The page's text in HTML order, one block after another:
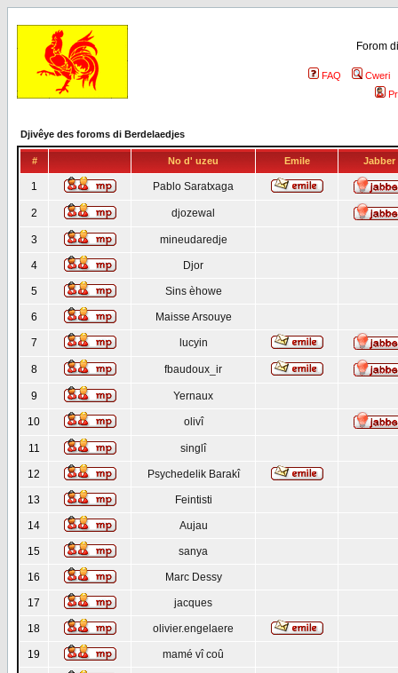
Forom
FAQ
Cweri
Djivêye des foroms di Berdelaedjes
# No d' uzeu Emile Jabber
1 Pablo Saratxaga
2 djozewal
3 mineudaredje
4 Djor
5 Sins èhowe
6 Maisse Arsouye
7 lucyin
8 fbaudoux_ir
9 Yernaux
10 olivî
11 singlî
12 Psychedelik Barakî
13 Feintisti
14 Aujau
15 sanya
16 Marc Dessy
17 jacques
18 olivier.engelaere
19 mamé vî coû